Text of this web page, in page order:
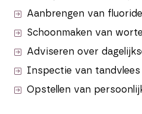
Aanbrengen van
Schoonmaken van
Adviseren over
Inspectie van
Opstellen van